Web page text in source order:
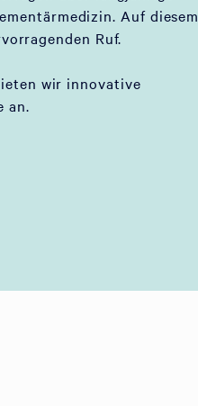
Auf diesem
Ruf.
wir innovative
an.